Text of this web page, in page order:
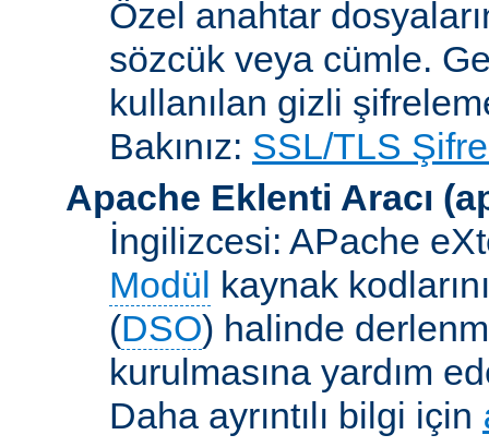
Özel anahtar
sözcük veya cümle.
kullanılan gizli
Bakınız: SSL/TLS
Apache Eklenti Aracı
İngilizcesi: APache
Modül kaynak
(DSO) halinde
kurulmasına yardım
Daha ayrıntılı bilgi için